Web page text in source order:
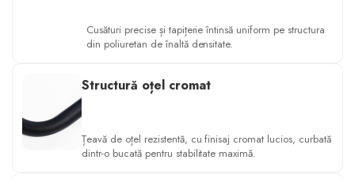
Cusături precise și tapițerie întinsă uniform pe structura
din poliuretan de înaltă densitate.
Structură oțel cromat
Țeavă de oțel rezistentă, cu finisaj cromat lucios, curbată
dintr-o bucată pentru stabilitate maximă.